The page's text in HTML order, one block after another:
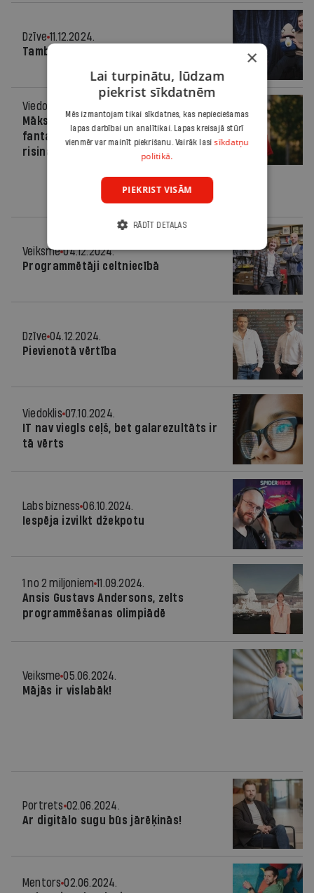
Dzīve 11.12.2024.
Tamborēts prieks
Viedoklis
Mākslīgais intelekts - no zinātniskās
fantastikas līdz praktiskiem
risinājumiem
Veiksme 04.12.2024.
Programmētāji celtniecībā
Dzīve 04.12.2024.
Pievienotā vērtība
Viedoklis 07.10.2024.
IT nav viegls ceļš, bet galarezultāts ir
tā vērts
Labs bizness 06.10.2024.
Iespēja izvilkt džekpotu
1 no 2 miljoniem 11.09.2024.
Ansis Gustavs Andersons, zelts
programmēšanas olimpiādē
Veiksme 05.06.2024.
Mājās ir vislabāk!
Portrets 02.06.2024.
Ar digitālo sugu būs jārēķinās!
Mentors 02.06.2024.
×
Lai turpinātu, lūdzam
piekrist sīkdatnēm
Mēs izmantojam tikai sīkdatnes, kas nepieciešamas
lapas darbībai un analītikai. Lapas kreisajā stūrī
vienmēr var mainīt piekrišanu. Vairāk lasisīkdatņu
politikā.
PIEKRIST VISĀM
RĀDĪT DETAĻAS